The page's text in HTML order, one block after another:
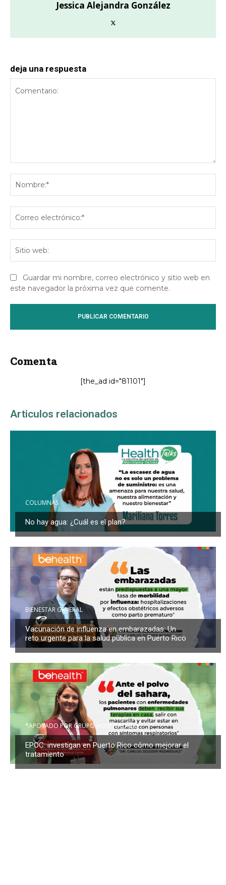
Jessica Alejandra González
deja una respuesta
Guardar mi nombre, correo electrónico y sitio web en
este navegador la próxima vez que comente.
Comenta
[the_ad id="81101"]
Articulos relacionados
COLUMNAS
No hay agua: ¿Cuál es el plan?
BIENESTAR GENERAL
Vacunación de influenza en embarazadas: Un
reto urgente para la salud pública en Puerto Rico
*APOYADO POR GRUPO HOSPITALARIO
EPOC: investigan en Puerto Rico cómo mejorar el
tratamiento